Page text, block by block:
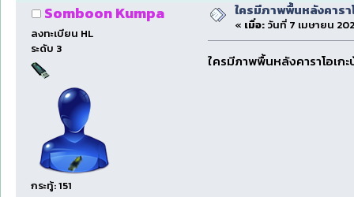
Somboon Kumpa
ลงทะเบียน HL
ระดับ 3
กระทู้: 151
ใครมีภาพพื้นหลังคาร
« เมื่อ:วันที่ 7 เมษายน
ใครมีภาพพื้นหลังคาราโอเก